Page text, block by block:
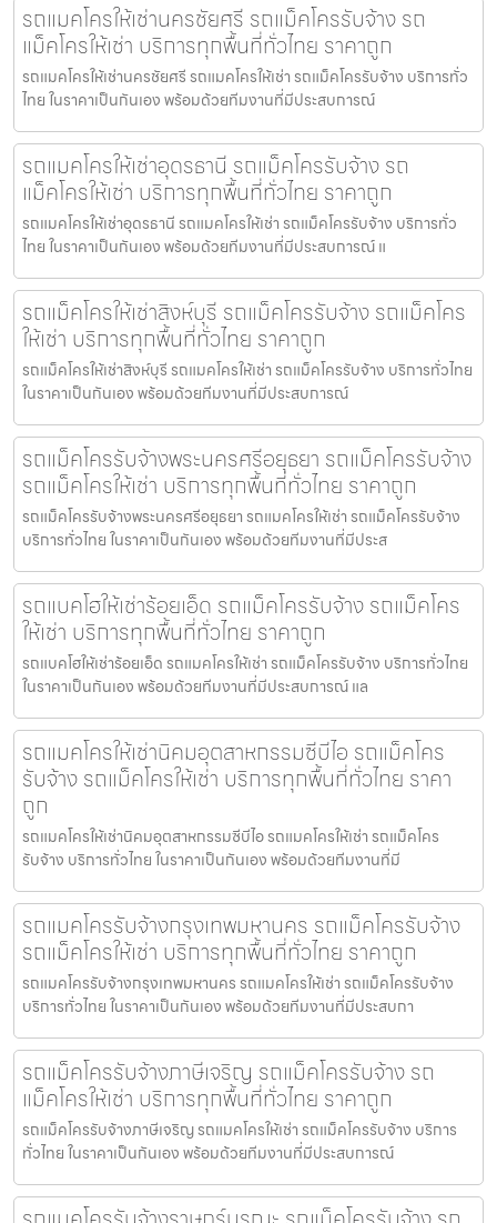
รถแมคโครให้เช่านครชัยศรี รถแม็คโครรับจ้าง รถ
แม็คโครให้เช่า บริการทุกพื้นที่ทั่วไทย ราคาถูก
รถแมคโครให้เช่านครชัยศรี รถแมคโครให้เช่า รถแม็คโครรับจ้าง บริการทั่ว
ไทย ในราคาเป็นกันเอง พร้อมด้วยทีมงานที่มีประสบการณ์
รถแมคโครให้เช่าอุดรธานี รถแม็คโครรับจ้าง รถ
แม็คโครให้เช่า บริการทุกพื้นที่ทั่วไทย ราคาถูก
รถแมคโครให้เช่าอุดรธานี รถแมคโครให้เช่า รถแม็คโครรับจ้าง บริการทั่ว
ไทย ในราคาเป็นกันเอง พร้อมด้วยทีมงานที่มีประสบการณ์ แ
รถแม็คโครให้เช่าสิงห์บุรี รถแม็คโครรับจ้าง รถแม็คโคร
ให้เช่า บริการทุกพื้นที่ทั่วไทย ราคาถูก
รถแม็คโครให้เช่าสิงห์บุรี รถแมคโครให้เช่า รถแม็คโครรับจ้าง บริการทั่วไทย
ในราคาเป็นกันเอง พร้อมด้วยทีมงานที่มีประสบการณ์
รถแม็คโครรับจ้างพระนครศรีอยุธยา รถแม็คโครรับจ้าง
รถแม็คโครให้เช่า บริการทุกพื้นที่ทั่วไทย ราคาถูก
รถแม็คโครรับจ้างพระนครศรีอยุธยา รถแมคโครให้เช่า รถแม็คโครรับจ้าง
บริการทั่วไทย ในราคาเป็นกันเอง พร้อมด้วยทีมงานที่มีประส
รถแบคโฮให้เช่าร้อยเอ็ด รถแม็คโครรับจ้าง รถแม็คโคร
ให้เช่า บริการทุกพื้นที่ทั่วไทย ราคาถูก
รถแบคโฮให้เช่าร้อยเอ็ด รถแมคโครให้เช่า รถแม็คโครรับจ้าง บริการทั่วไทย
ในราคาเป็นกันเอง พร้อมด้วยทีมงานที่มีประสบการณ์ แล
รถแมคโครให้เช่านิคมอุตสาหกรรมซีบีไอ รถแม็คโคร
รับจ้าง รถแม็คโครให้เช่า บริการทุกพื้นที่ทั่วไทย ราคา
ถูก
รถแมคโครให้เช่านิคมอุตสาหกรรมซีบีไอ รถแมคโครให้เช่า รถแม็คโคร
รับจ้าง บริการทั่วไทย ในราคาเป็นกันเอง พร้อมด้วยทีมงานที่มี
รถแมคโครรับจ้างกรุงเทพมหานคร รถแม็คโครรับจ้าง
รถแม็คโครให้เช่า บริการทุกพื้นที่ทั่วไทย ราคาถูก
รถแมคโครรับจ้างกรุงเทพมหานคร รถแมคโครให้เช่า รถแม็คโครรับจ้าง
บริการทั่วไทย ในราคาเป็นกันเอง พร้อมด้วยทีมงานที่มีประสบกา
รถแม็คโครรับจ้างภาษีเจริญ รถแม็คโครรับจ้าง รถ
แม็คโครให้เช่า บริการทุกพื้นที่ทั่วไทย ราคาถูก
รถแม็คโครรับจ้างภาษีเจริญ รถแมคโครให้เช่า รถแม็คโครรับจ้าง บริการ
ทั่วไทย ในราคาเป็นกันเอง พร้อมด้วยทีมงานที่มีประสบการณ์